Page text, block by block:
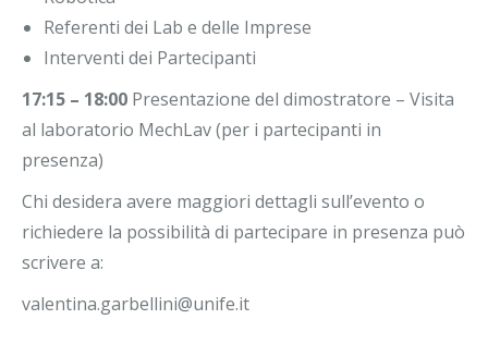
Referenti dei Lab e delle Imprese
Interventi dei Partecipanti
17:15 – 18:00 Presentazione del dimostratore – Visita
al laboratorio MechLav (per i partecipanti in
presenza)
Chi desidera avere maggiori dettagli sull’evento o
richiedere la possibilità di partecipare in presenza può
scrivere a:
valentina.garbellini@unife.it